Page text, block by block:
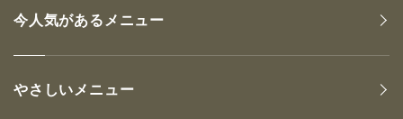
今人気があるメニュー
やさしいメニュー